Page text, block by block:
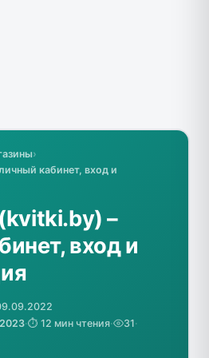
›
кабинет, вход и
(kvitki.by) –
вход и
·⏱️ 12 мин чтения· 31·